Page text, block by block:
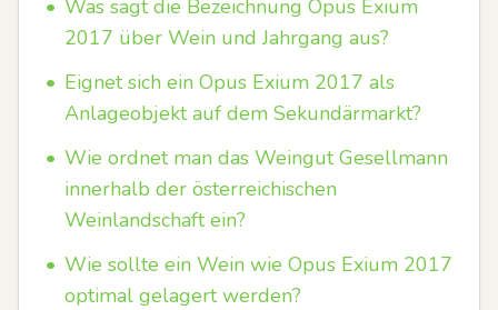
• Was sagt die Bezeichnung Opus Exium
2017 über Wein und Jahrgang aus?
• Eignet sich ein Opus Exium 2017 als
Anlageobjekt auf dem Sekundärmarkt?
• Wie ordnet man das Weingut Gesellmann
innerhalb der österreichischen
Weinlandschaft ein?
• Wie sollte ein Wein wie Opus Exium 2017
optimal gelagert werden?